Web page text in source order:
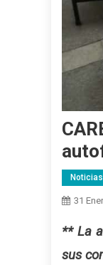
Noticias
31
** La
sus